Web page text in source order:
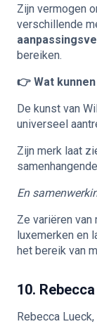
Zijn vermogen
verschillende
bereiken.
👉 Wat
De kunst van
universeel
Zijn merk laat
En
Ze variëren
luxemerken en
het bereik van
10.
Rebecca